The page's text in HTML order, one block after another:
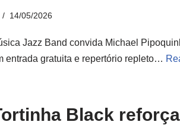
14/05/2026
Jazz Band convida Michael
entrada gratuita e repertório repleto…
Black